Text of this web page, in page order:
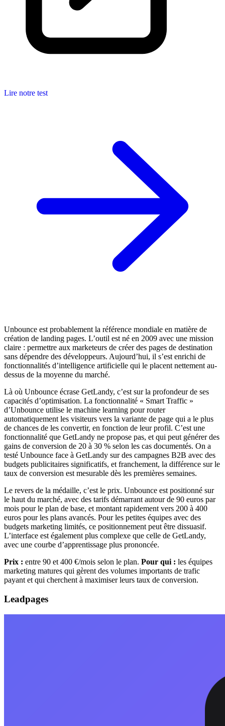
Lire notre test
Unbounce est probablement la référence mondiale en matière de
création de landing pages. L’outil est né en 2009 avec une mission
claire : permettre aux marketeurs de créer des pages de destination
sans dépendre des développeurs. Aujourd’hui, il s’est enrichi de
fonctionnalités d’intelligence artificielle qui le placent nettement au-
dessus de la moyenne du marché.
Là où Unbounce écrase GetLandy, c’est sur la profondeur de ses
capacités d’optimisation. La fonctionnalité « Smart Traffic »
d’Unbounce utilise le machine learning pour router
automatiquement les visiteurs vers la variante de page qui a le plus
de chances de les convertir, en fonction de leur profil. C’est une
fonctionnalité que GetLandy ne propose pas, et qui peut générer des
gains de conversion de 20 à 30 % selon les cas documentés. On a
testé Unbounce face à GetLandy sur des campagnes B2B avec des
budgets publicitaires significatifs, et franchement, la différence sur le
taux de conversion est mesurable dès les premières semaines.
Le revers de la médaille, c’est le prix. Unbounce est positionné sur
le haut du marché, avec des tarifs démarrant autour de 90 euros par
mois pour le plan de base, et montant rapidement vers 200 à 400
euros pour les plans avancés. Pour les petites équipes avec des
budgets marketing limités, ce positionnement peut être dissuasif.
L’interface est également plus complexe que celle de GetLandy,
avec une courbe d’apprentissage plus prononcée.
Prix : entre 90 et 400 €/mois selon le plan. Pour qui : les équipes
marketing matures qui gèrent des volumes importants de trafic
payant et qui cherchent à maximiser leurs taux de conversion.
Leadpages